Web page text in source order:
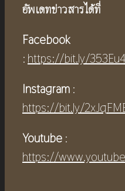
อัพเดทข่าวสารได้ที่
Facebook
: https://bit.ly/
Instagram :
https://bit.ly/
Youtube :
https://